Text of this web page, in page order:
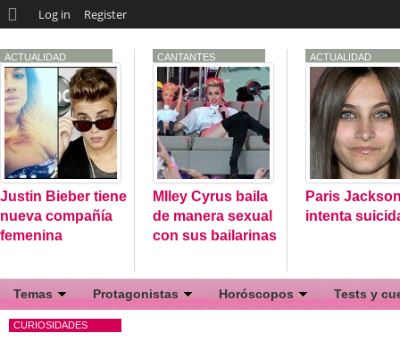
ACTUALIDAD
Justin Bieber tiene
nueva compañía
femenina
CANTANTES
MIley Cyrus baila
de manera sexual
con sus bailarinas
ACTUALIDAD
Paris
intenta
Temas
Actores
Protagonistas Horóscopos Tests y
CURIOSIDADES
Log in Register